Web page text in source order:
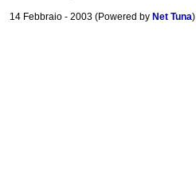
14 Febbraio - 2003 (Powered by Net Tuna)